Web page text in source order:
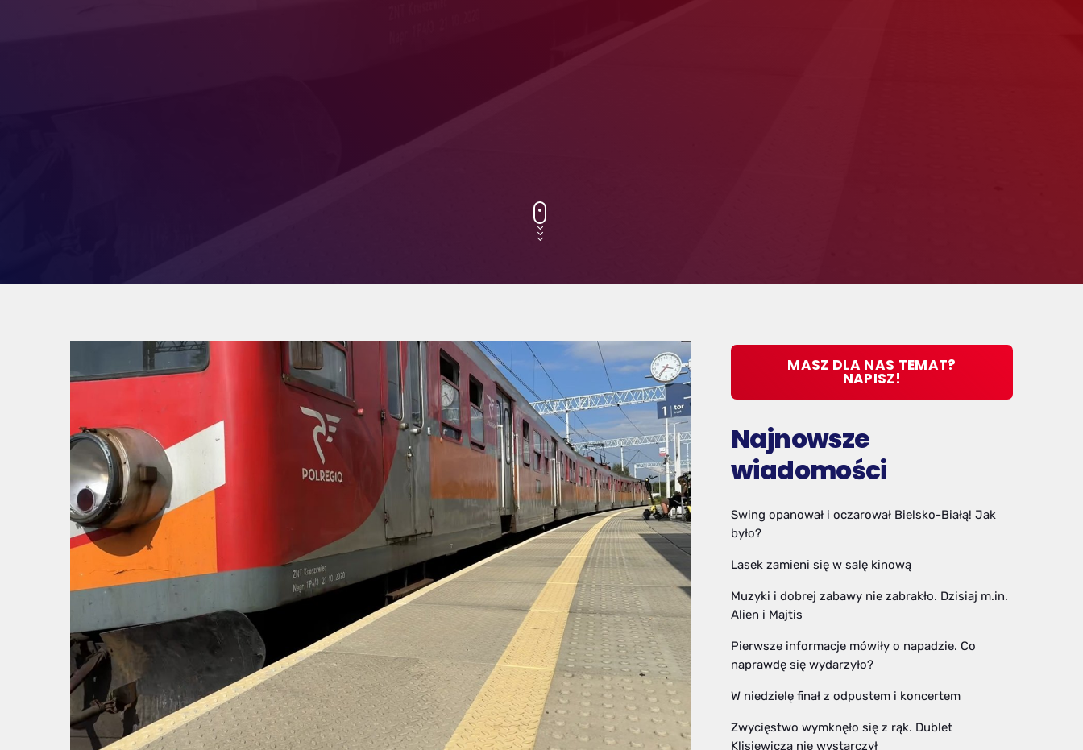
MASZ DLA NAS TEMAT?
NAPISZ!
Najnowsze
wiadomości
Swing opanował i oczarował Bielsko-Białą! Jak
było?
Lasek zamieni się w salę kinową
Muzyki i dobrej zabawy nie zabrakło. Dzisiaj m.in.
Alien i Majtis
Pierwsze informacje mówiły o napadzie. Co
naprawdę się wydarzyło?
W niedzielę finał z odpustem i koncertem
Zwycięstwo wymknęło się z rąk. Dublet
Klisiewicza nie wystarczył